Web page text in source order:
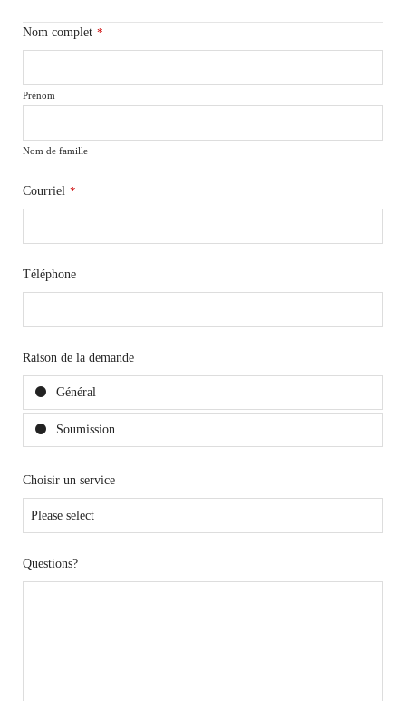
Nom complet *
Prénom
Nom de famille
Courriel *
Téléphone
Raison de la demande
Général
Soumission
Choisir un service
Questions?